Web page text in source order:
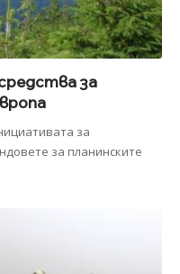
за
за
за планинските